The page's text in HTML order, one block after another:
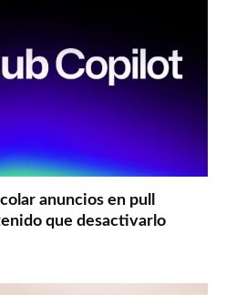
anuncios en pull
que desactivarlo